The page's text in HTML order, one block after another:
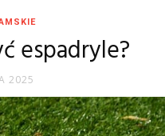
espadryle?
2025